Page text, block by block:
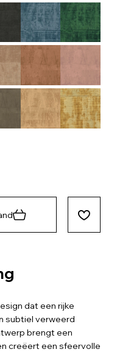
dat een rijke
subtiel verweerd
brengt een
creëert een sfeervolle